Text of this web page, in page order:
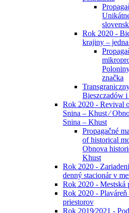
Rok 2020 -
krajiny –
značka
Bieszczadów i
Rok 2020 - Revival
Snina – Khust ⁄
Snina – Khust
Propagačné
of historical
Obnova
Khust
Rok 2020 -
denný stacionár v
Rok 2020 - Mestská
Rok 2020 -
priestorov
Rok 2019⁄2021 -